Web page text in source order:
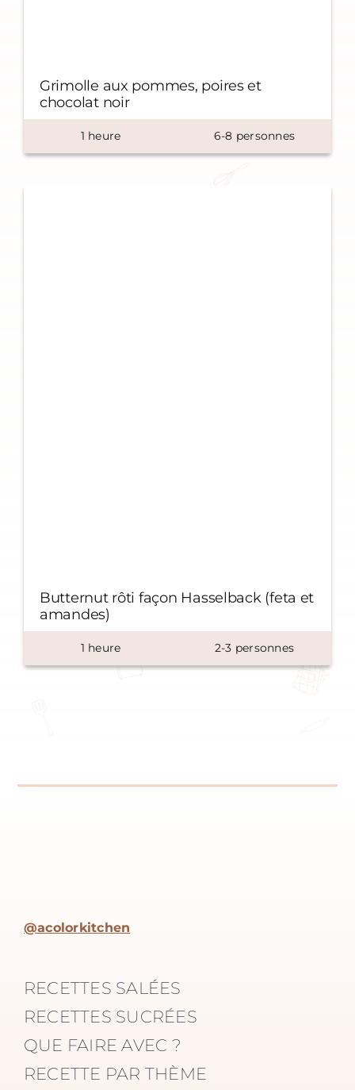
Grimolle aux pommes, poires et
chocolat noir
1 heure 6-8 personnes
Butternut rôti façon Hasselback (feta et
amandes)
1 heure 2-3 personnes
@acolorkitchen
RECETTES SALÉES
RECETTES SUCRÉES
QUE FAIRE AVEC ?
RECETTE PAR THÈME